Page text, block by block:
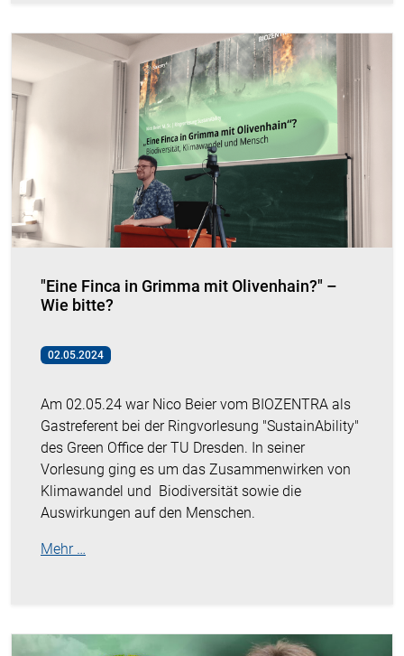
"Eine Finca in Grimma mit Olivenhain?" –
Wie bitte?
02.05.2024
Am 02.05.24 war Nico Beier vom BIOZENTRA als
Gastreferent bei der Ringvorlesung "SustainAbility"
des Green Office der TU Dresden. In seiner
Vorlesung ging es um das Zusammenwirken von
Klimawandel und Biodiversität sowie die
Auswirkungen auf den Menschen.
Mehr …